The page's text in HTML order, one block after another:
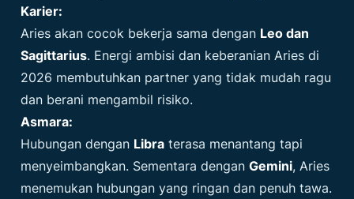
Karier:
Aries akan cocok bekerja sama dengan Leo dan
Sagittarius. Energi ambisi dan keberanian Aries di
2026 membutuhkan partner yang tidak mudah ragu
dan berani mengambil risiko.
Asmara:
Hubungan dengan Libra terasa menantang tapi
menyeimbangkan. Sementara denganGemini, Aries
menemukan hubungan yang ringan dan penuh tawa.